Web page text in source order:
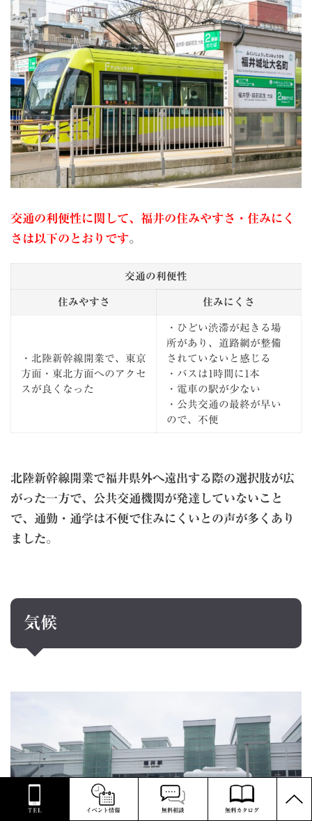
交通の利便性に関して、福井の住みやすさ・住みにく
さは以下のとおりです。
交通の利便性
住みやすさ 住みにくさ
・北陸新幹線開業で、東京
方面・東北方面へのアクセ
スが良くなった
・ひどい渋滞が起きる場
所があり、道路網が整備
されていないと感じる
・バスは1時間に1本
・電車の駅が少ない
・公共交通の最終が早い
ので、不便
北陸新幹線開業で福井県外へ遠出する際の選択肢が広
がった一方で、公共交通機関が発達していないこと
で、通勤・通学は不便で住みにくいとの声が多くあり
ました。
気候
TOP